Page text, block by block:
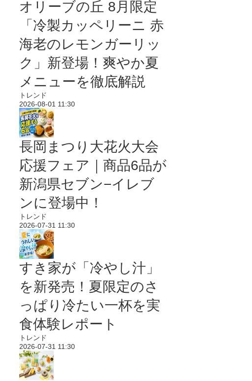
オリーブの丘 8月限定
「冷製カッペリーニ 赤
海老のレモンガーリッ
ク」新登場！爽やか夏
メニューを徹底解説
トレンド
2026-08-01 11:30
長岡まつり大花火大会
応援フェア｜商品6品が
新潟県セブン−イレブ
ンに登場中！
トレンド
2026-07-31 11:30
すき家が「冷やし汁」
を新発売！夏限定のさ
っぱり冷たい一杯を実
食体験レポート
トレンド
2026-07-31 11:30